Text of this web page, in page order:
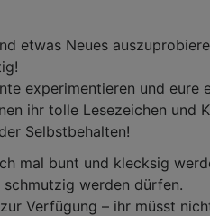
etwas Neues
experimentieren und eure
ihr tolle Lesezeichen und
Selbstbehalten!
mal bunt und klecksig
werden dürfen.
Verfügung – ihr müsst